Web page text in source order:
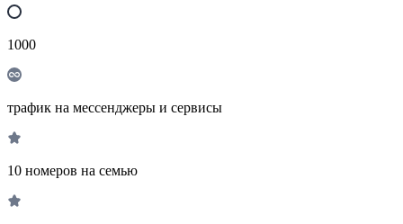
1000
трафик на мессенджеры и сервисы
10 номеров на семью